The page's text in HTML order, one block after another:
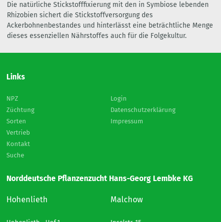
Die natürliche Stickstofffixierung mit den in Symbiose lebenden
Rhizobien sichert die Stickstoffversorgung des
Ackerbohnenbestandes und hinterlässt eine beträchtliche Menge
dieses essenziellen Nährstoffes auch für die Folgekultur.
Links
NPZ
Züchtung
Sorten
Vertrieb
Kontakt
Suche
Login
Datenschutzerklärung
Impressum
Norddeutsche Pflanzenzucht Hans-Georg Lembke KG
Hohenlieth Malchow